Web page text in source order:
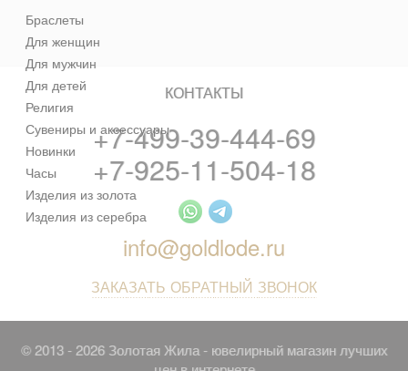
Браслеты
Для женщин
Для мужчин
Для детей
Религия
Сувениры и аксессуары
Новинки
Часы
Изделия из золота
Изделия из серебра
КОНТАКТЫ
+7-499-39-444-69
+7-925-11-504-18
info@goldlode.ru
ЗАКАЗАТЬ ОБРАТНЫЙ ЗВОНОК
© 2013 - 2026 Золотая Жила - ювелирный магазин лучших